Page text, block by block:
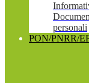
personali
PON/PNRR/